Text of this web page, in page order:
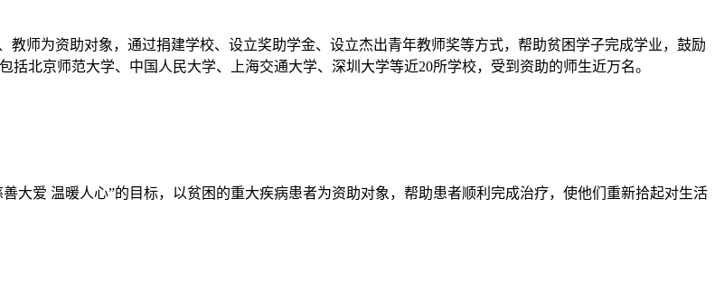
师为资助对象，通过捐建学校、设立奖助学金、设立杰出青年教师奖等方式，帮助贫困学子完成学业，鼓励
北京师范大学、中国人民大学、上海交通大学、深圳大学等近20所学校，受到资助的师生近万名。
大爱 温暖人心”的目标，以贫困的重大疾病患者为资助对象，帮助患者顺利完成治疗，使他们重新拾起对生活